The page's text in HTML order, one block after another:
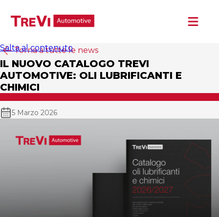
Salta al contenuto
HOME
CHI SIAMO
PRODOTTI
NEWS
Torna a tutte le news
IL NUOVO CATALOGO TREVI
AUTOMOTIVE: OLI LUBRIFICANTI E
CHIMICI
5 Marzo 2026